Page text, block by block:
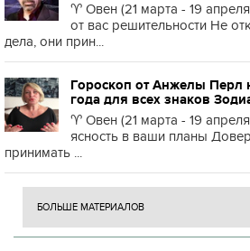
♈️ Овен (21 марта - 19
от вас решительности Не
дела, они прин...
Гороскоп от Анжелы Перл
года для всех знаков
♈️ Овен (21 марта - 19
ясность в ваши планы
принимать ...
БОЛЬШЕ МАТЕРИАЛОВ